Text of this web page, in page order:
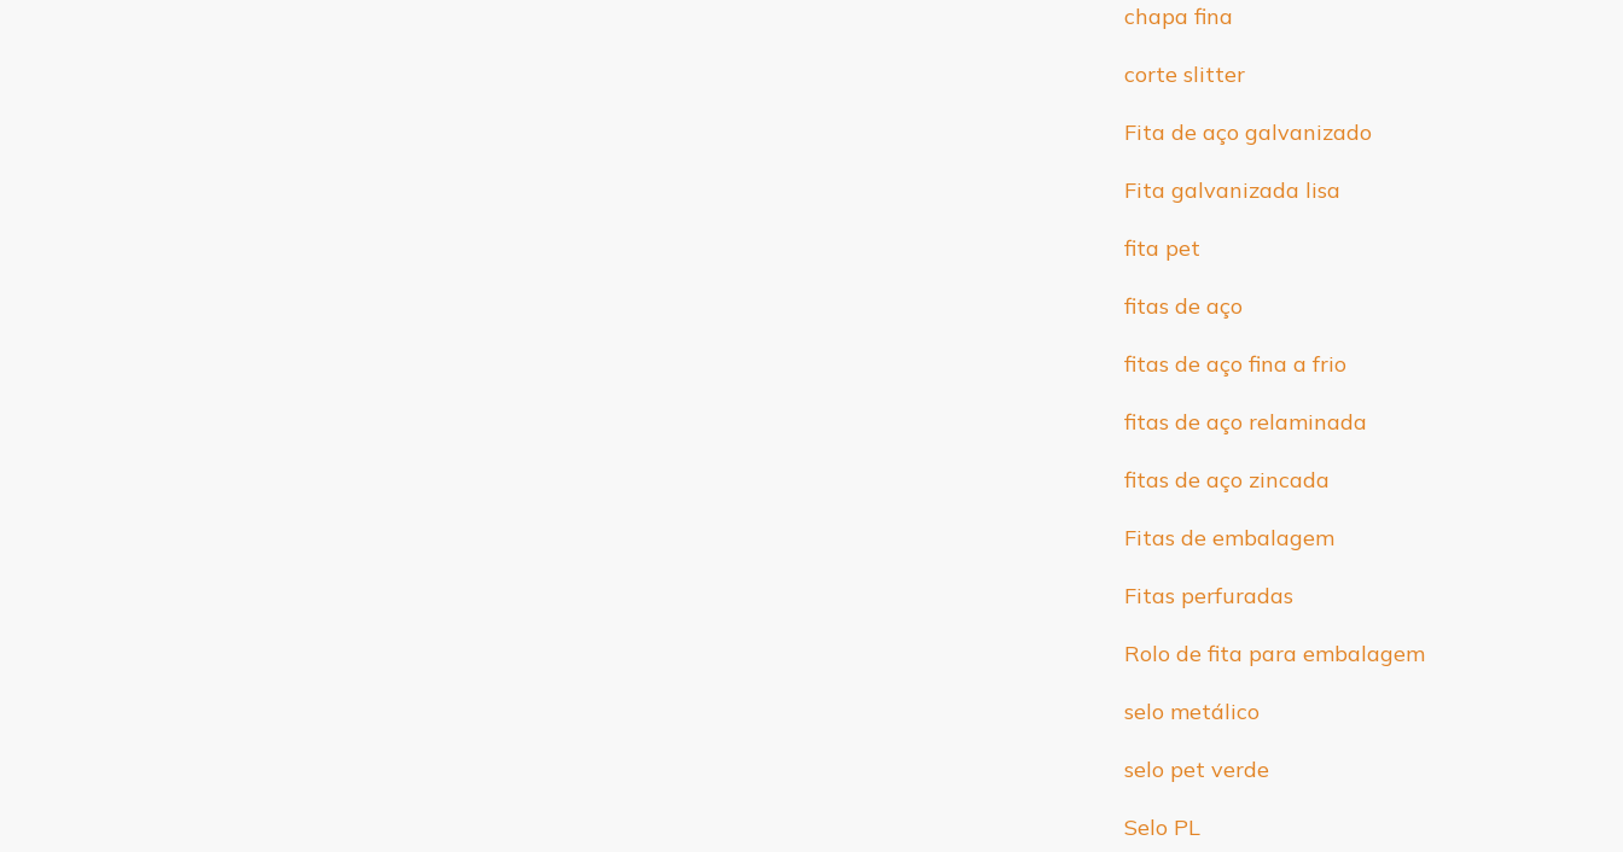
chapa fina
corte slitter
Fita de aço galvanizado
Fita galvanizada lisa
fita pet
fitas de aço
fitas de aço fina a frio
fitas de aço relaminada
fitas de aço zincada
Fitas de embalagem
Fitas perfuradas
Rolo de fita para embalagem
selo metálico
selo pet verde
Selo PL